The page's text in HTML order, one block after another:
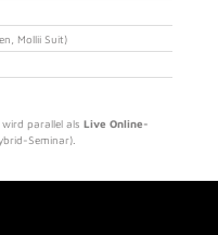
Mollii Suit)
parallel als Live Online-
Seminar).